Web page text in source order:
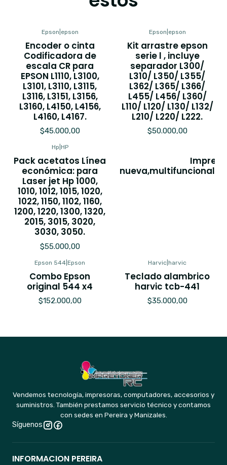
Epson epson
Encoder o cinta
Codificadora de
escala CR para
EPSON L1110, L3100,
L3101, L3110, L3115,
L3116, L3151, L3156,
L3160, L4150, L4156,
L4160, L4167.
$45.000,00
Epson epson
Kit arrastre epson
serie l , incluye
separador L300/
L310/ L350/ L355/
L362/ L365/ L366/
L455/ L456/ L360/
L110/ L120/ L130/ L132/
L210/ L220/ L222.
$50.000,00
Hp HP
Pack acetatos Línea
económica: para
Laser jet Hp 1000,
1010, 1012, 1015, 1020,
1022, 1150, 1102, 1160,
1200, 1220, 1300, 1320,
2015, 3015, 3020,
3030, 3050.
$55.000,00
Epson 544 Epson
Combo Epson
original 544 x4
$152.000,00
Harvic harvic
Teclado alambrico
harvic tcb-441
$35.000,00
Vendemos tecnología, impresoras, computadores, accesorios y
suministros. También prestamos servicio técnico y contamos
con sedes en Pereira y Manizales.
Síguenos
INFORMACION PEREIRA